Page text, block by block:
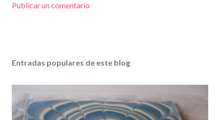
Publicar un comentario
Entradas populares de este blog